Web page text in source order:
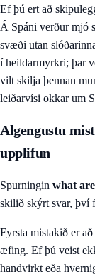
Ef þú ert að
Á Spáni verður mjó
svæði utan
í heildarmyrkri; þar
vilt skilja þennan
leiðarvísi okkar um
Algengustu
upplifun
Spurningin what
skilið skýrt svar, því
Fyrsta mistakið er
æfing. Ef þú veist
handvirkt eða